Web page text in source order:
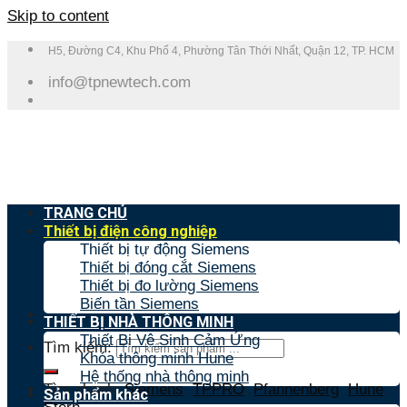
Skip to content
H5, Đường C4, Khu Phố 4, Phường Tân Thới Nhất, Quận 12, TP. HCM
info@tpnewtech.com
Tìm kiếm:
Tìm nhanh:Siemens,TPPRO,Pfannenberg,Hune,
TRANG CHỦ
Thiết bị điện công nghiệp
Thiết bị tự động Siemens
Thiết bị đóng cắt Siemens
Thiết bị đo lường Siemens
Biến tần Siemens
THIẾT BỊ NHÀ THÔNG MINH
Thiết Bị Vệ Sinh Cảm Ứng
Khóa thông minh Hune
Hệ thống nhà thông minh
Sản phẩm khác